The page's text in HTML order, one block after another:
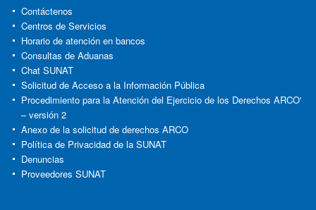
Contáctenos
Centros de Servicios
Horario de atención en bancos
Consultas de Aduanas
Chat SUNAT
Solicitud de Acceso a la Información Pública
Procedimiento para la Atención del Ejercicio de los Derechos ARCO'
– versión 2
Anexo de la solicitud de derechos ARCO
Política de Privacidad de la SUNAT
Denuncias
Proveedores SUNAT